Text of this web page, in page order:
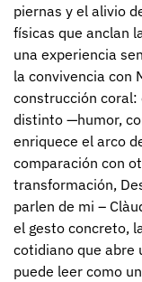
piernas y el alivio
físicas que anclan
una experiencia
la convivencia con
construcción
distinto —humor,
enriquece el arco
comparación con
transformación,
parlen de mi –
el gesto concreto,
cotidiano que abre
puede leer como